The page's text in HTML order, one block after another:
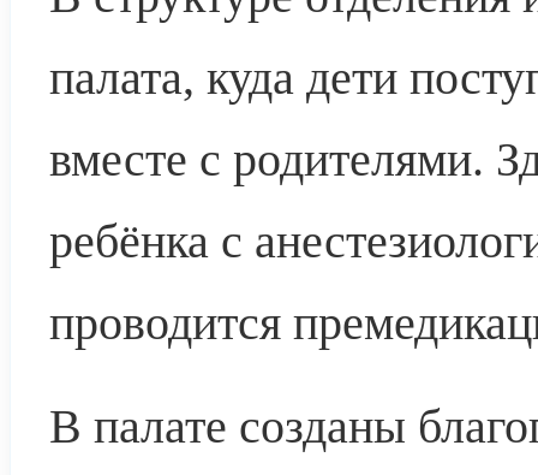
палата, куда дети
вместе с родителями.
ребёнка с
проводится
В палате созданы